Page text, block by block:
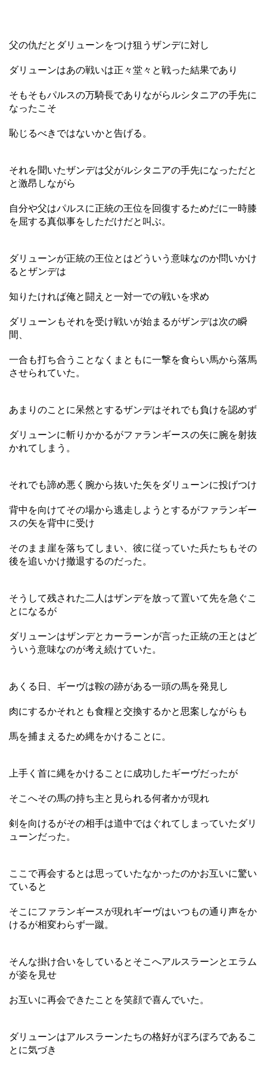
父の仇だとダリューンをつけ狙うザンデに対し
ダリューンはあの戦いは正々堂々と戦った結果であり
そもそもパルスの万騎長でありながらルシタニアの手先に
なったこそ
恥じるべきではないかと告げる。
それを聞いたザンデは父がルシタニアの手先になっただと
と激昂しながら
自分や父はパルスに正統の王位を回復するためだに一時膝
を屈する真似事をしただけだと叫ぶ。
ダリューンが正統の王位とはどういう意味なのか問いかけ
るとザンデは
知りたければ俺と闘えと一対一での戦いを求め
ダリューンもそれを受け戦いが始まるがザンデは次の瞬
間、
一合も打ち合うことなくまともに一撃を食らい馬から落馬
させられていた。
あまりのことに呆然とするザンデはそれでも負けを認めず
ダリューンに斬りかかるがファランギースの矢に腕を射抜
かれてしまう。
それでも諦め悪く腕から抜いた矢をダリューンに投げつけ
背中を向けてその場から逃走しようとするがファランギー
スの矢を背中に受け
そのまま崖を落ちてしまい、彼に従っていた兵たちもその
後を追いかけ撤退するのだった。
そうして残された二人はザンデを放って置いて先を急ぐこ
とになるが
ダリューンはザンデとカーラーンが言った正統の王とはど
ういう意味なのが考え続けていた。
あくる日、ギーヴは鞍の跡がある一頭の馬を発見し
肉にするかそれとも食糧と交換するかと思案しながらも
馬を捕まえるため縄をかけることに。
上手く首に縄をかけることに成功したギーヴだったが
そこへその馬の持ち主と見られる何者かが現れ
剣を向けるがその相手は道中ではぐれてしまっていたダリ
ューンだった。
ここで再会するとは思っていたなかったのかお互いに驚い
ていると
そこにファランギースが現れギーヴはいつもの通り声をか
けるが相変わらず一蹴。
そんな掛け合いをしているとそこへアルスラーンとエラム
が姿を見せ
お互いに再会できたことを笑顔で喜んでいた。
ダリューンはアルスラーンたちの格好がぼろぼろであるこ
とに気づき